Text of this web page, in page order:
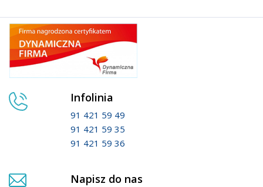
Infolinia
91 421 59 49
91 421 59 35
91 421 59 36
Napisz do nas